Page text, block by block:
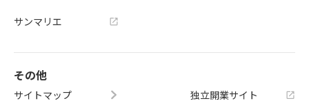
サンマリエ
その他
サイトマップ
独立開業サイト